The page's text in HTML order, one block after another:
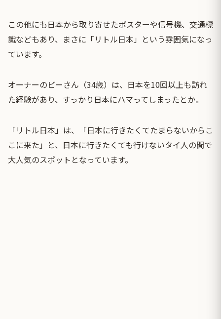
この他にも日本から取り寄せたポスターや信号機、交通標
識などもあり、まさに「リトル日本」という雰囲気になっ
ています。
オーナーのビーさん（34歳）は、日本を10回以上も訪れ
た経験があり、すっかり日本にハマってしまったとか。
「リトル日本」は、「日本に行きたくてたまらないからこ
こに来た」と、日本に行きたくても行けないタイ人の間で
大人気のスポットとなっています。